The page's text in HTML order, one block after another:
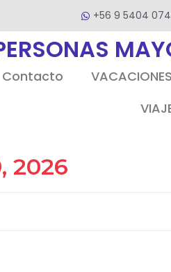
+56 9 5404
Contacto
2026